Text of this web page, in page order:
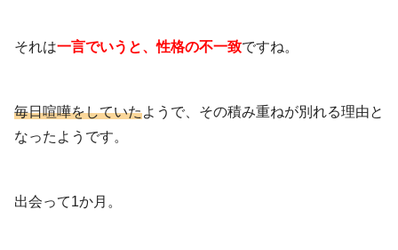
それは一言でいうと、性格の不一致ですね。
毎日喧嘩をしていたようで、その積み重ねが別れる理由と
なったようです。
出会って1か月。